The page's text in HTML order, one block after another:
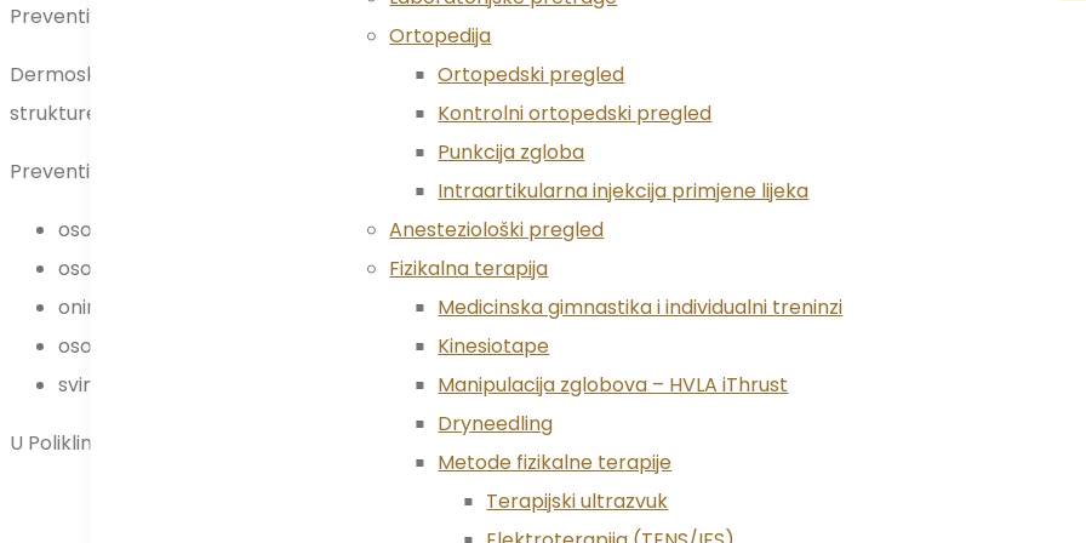
Ortopedija
Ortopedski pregled
Kontrolni ortopedski pregled
Punkcija zgloba
Intraartikularna injekcija primjene lijeka
Anesteziološki pregled
Fizikalna terapija
Medicinska gimnastika i individualni treninzi
Kinesiotape
Manipulacija zglobova – HVLA iThrust
Dryneedling
Metode fizikalne terapije
Terapijski ultrazvuk
Preventivni pregled madeža dermoskopom temelj je rane dijagnostike melanoma i drugih oblika raka kože.
Dermoskopija je metoda pregleda madeža posebnim uređajem koji uvećava i osvjetljava površinu kože kako bi
strukture koje nisu vidljive golim okom.
Preventivni dermatološki pregled Sesvete s dermoskopijom preporučuje se:
osobama s velikim brojem madeža
osobama svjetlog tena, svijetlih očiju i kose
onima koji su imali opeklinu od sunca u djetinjstvu ili adolescenciji
osobama s obiteljskom poviješću melanoma ili raka kože
svima koji su primijetili promjenu izgleda madeža (boja, rub, veličina, svrbež, krvarenje)
U Poliklinici Alabdulla dermatoskopski pregled madeža provodi dermatologica dr. Dora Barić.